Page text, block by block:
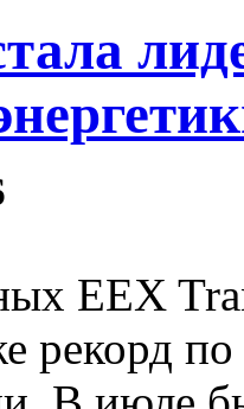
EEX
рекорд по